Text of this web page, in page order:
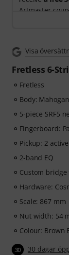
Artmaster
designed to
educator
to bass
exercises that
lessons, play-
musical
next level.
After your
automatically
subscription
Visa
Fretless 6-
Fretless
Body:
5-piece SRF5
Fingerboard:
Pickup: 2
2-band EQ
Custom bridge
Hardware:
Scale: 867 mm
Nut width: 54
Colour: Brown
30 30 dagar